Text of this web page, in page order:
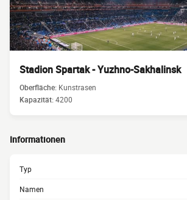
Stadion Spartak - Yuzhno-Sakhalinsk
Oberfläche: Kunstrasen
Kapazität:4200
Informationen
Typ
Namen